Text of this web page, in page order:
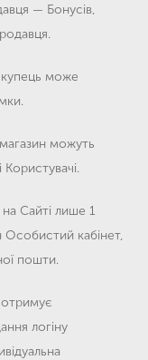
— Бонусів,
може
можуть
Користувачі.
Сайті лише 1
кабінет,
пошти.
логіну